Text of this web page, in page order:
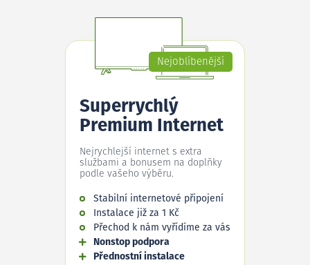
Nejoblíbenější
Superrychlý
Premium Internet
Nejrychlejší internet s extra
službami a bonusem na doplňky
podle vašeho výběru.
Stabilní internetové připojení
Instalace již za 1 Kč
Přechod k nám vyřídíme za vás
Nonstop podpora
Přednostní instalace